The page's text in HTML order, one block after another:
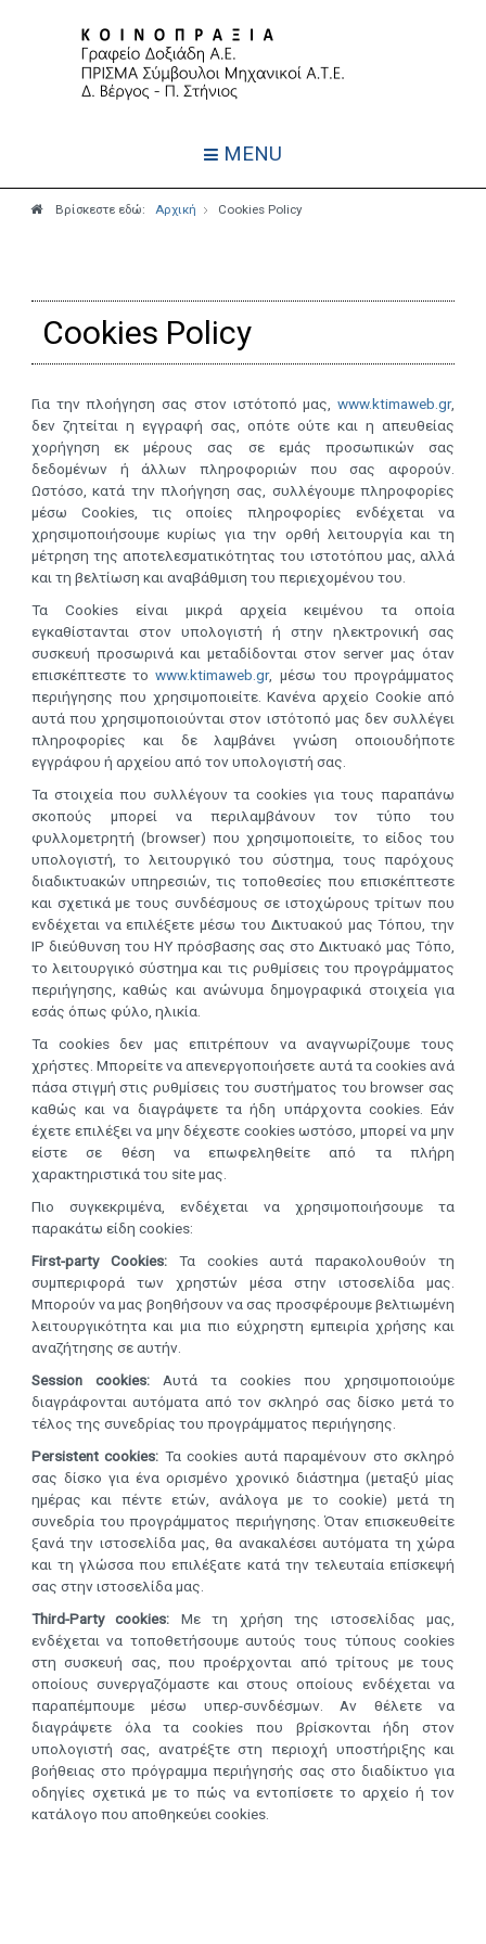
MENU
Βρίσκεστε εδώ:Αρχική Cookies Policy
Cookies Policy
Για την πλοήγηση σας στον ιστότοπό μας,www.ktimaweb.gr,
δεν ζητείται η εγγραφή σας, οπότε ούτε και η απευθείας
χορήγηση εκ μέρους σας σε εμάς προσωπικών σας
δεδομένων ή άλλων πληροφοριών που σας αφορούν.
Ωστόσο, κατά την πλοήγηση σας, συλλέγουμε πληροφορίες
μέσω Cookies, τις οποίες πληροφορίες ενδέχεται να
χρησιμοποιήσουμε κυρίως για την ορθή λειτουργία και τη
μέτρηση της αποτελεσματικότητας του ιστοτόπου μας, αλλά
και τη βελτίωση και αναβάθμιση του περιεχομένου του.
Τα Cookies είναι μικρά αρχεία κειμένου τα οποία
εγκαθίστανται στον υπολογιστή ή στην ηλεκτρονική σας
συσκευή προσωρινά και μεταδίδονται στον server μας όταν
επισκέπτεστε τοwww.ktimaweb.gr, μέσω του προγράμματος
περιήγησης που χρησιμοποιείτε. Κανένα αρχείο Cookie από
αυτά που χρησιμοποιούνται στον ιστότοπό μας δεν συλλέγει
πληροφορίες και δε λαμβάνει γνώση οποιουδήποτε
εγγράφου ή αρχείου από τον υπολογιστή σας.
Τα στοιχεία που συλλέγουν τα cookies για τους παραπάνω
σκοπούς μπορεί να περιλαμβάνουν τον τύπο του
φυλλομετρητή (browser) που χρησιμοποιείτε, το είδος του
υπολογιστή, το λειτουργικό του σύστημα, τους παρόχους
διαδικτυακών υπηρεσιών, τις τοποθεσίες που επισκέπτεστε
και σχετικά με τους συνδέσμους σε ιστοχώρους τρίτων που
ενδέχεται να επιλέξετε μέσω του Δικτυακού μας Tόπου, την
IP διεύθυνση του ΗΥ πρόσβασης σας στο Δικτυακό μας Τόπο,
το λειτουργικό σύστημα και τις ρυθμίσεις του προγράμματος
περιήγησης, καθώς και ανώνυμα δημογραφικά στοιχεία για
εσάς όπως φύλο, ηλικία.
Τα cookies δεν μας επιτρέπουν να αναγνωρίζουμε τους
χρήστες. Μπορείτε να απενεργοποιήσετε αυτά τα cookies ανά
πάσα στιγμή στις ρυθμίσεις του συστήματος του browser σας
καθώς και να διαγράψετε τα ήδη υπάρχοντα cookies. Εάν
έχετε επιλέξει να μην δέχεστε cookies ωστόσο, μπορεί να μην
είστε σε θέση να επωφεληθείτε από τα πλήρη
χαρακτηριστικά του site μας.
Πιο συγκεκριμένα, ενδέχεται να χρησιμοποιήσουμε τα
παρακάτω είδη cookies:
First-party Cookies:Τα cookies αυτά παρακολουθούν τη
συμπεριφορά των χρηστών μέσα στην ιστοσελίδα μας.
Μπορούν να μας βοηθήσουν να σας προσφέρουμε βελτιωμένη
λειτουργικότητα και μια πιο εύχρηστη εμπειρία χρήσης και
αναζήτησης σε αυτήν.
Session cookies:Αυτά τα cookies που χρησιμοποιούμε
διαγράφονται αυτόματα από τον σκληρό σας δίσκο μετά το
τέλος της συνεδρίας του προγράμματος περιήγησης.
Persistent cookies: Τα cookies αυτά παραμένουν στο σκληρό
σας δίσκο για ένα ορισμένο χρονικό διάστημα (μεταξύ μίας
ημέρας και πέντε ετών, ανάλογα με το cookie) μετά τη
συνεδρία του προγράμματος περιήγησης. Όταν επισκευθείτε
ξανά την ιστοσελίδα μας, θα ανακαλέσει αυτόματα τη χώρα
και τη γλώσσα που επιλέξατε κατά την τελευταία επίσκεψή
σας στην ιστοσελίδα μας.
Third-Party cookies: Με τη χρήση της ιστοσελίδας μας,
ενδέχεται να τοποθετήσουμε αυτούς τους τύπους cookies
στη συσκευή σας, που προέρχονται από τρίτους με τους
οποίους συνεργαζόμαστε και στους οποίους ενδέχεται να
παραπέμπουμε μέσω υπερ-συνδέσμων. Αν θέλετε να
διαγράψετε όλα τα cookies που βρίσκονται ήδη στον
υπολογιστή σας, ανατρέξτε στη περιοχή υποστήριξης και
βοήθειας στο πρόγραμμα περιήγησής σας στο διαδίκτυο για
οδηγίες σχετικά με το πώς να εντοπίσετε το αρχείο ή τον
κατάλογο που αποθηκεύει cookies.